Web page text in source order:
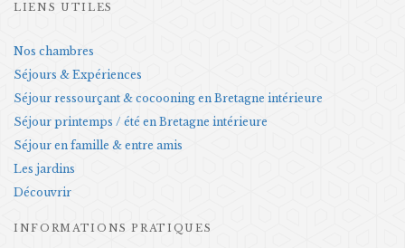
LIENS UTILES
Nos chambres
Séjours & Expériences
Séjour ressourçant & cocooning en Bretagne intérieure
Séjour printemps / été en Bretagne intérieure
Séjour en famille & entre amis
Les jardins
Découvrir
INFORMATIONS PRATIQUES